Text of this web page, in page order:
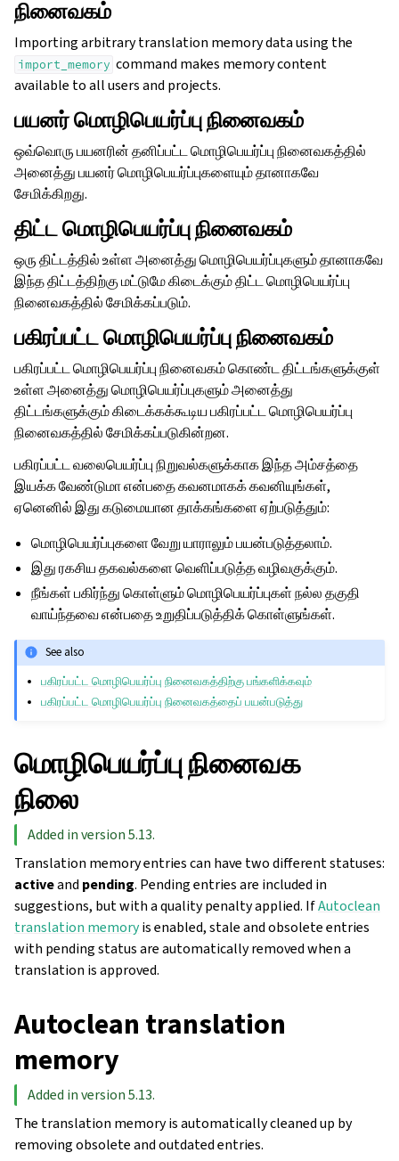
navigation of உள்ளமைவு வழிமுறைகள்
நினைவகம்
Importing arbitrary translation memory data using the
import_memory command makes memory content
available to all users and projects.
பயனர் மொழிபெயர்ப்பு நினைவகம்
ஒவ்வொரு பயனரின் தனிப்பட்ட மொழிபெயர்ப்பு நினைவகத்தில்
அனைத்து பயனர் மொழிபெயர்ப்புகளையும் தானாகவே
சேமிக்கிறது.
திட்ட மொழிபெயர்ப்பு நினைவகம்
ஒரு திட்டத்தில் உள்ள அனைத்து மொழிபெயர்ப்புகளும் தானாகவே
இந்த திட்டத்திற்கு மட்டுமே கிடைக்கும் திட்ட மொழிபெயர்ப்பு
நினைவகத்தில் சேமிக்கப்படும்.
பகிரப்பட்ட மொழிபெயர்ப்பு நினைவகம்
பகிரப்பட்ட மொழிபெயர்ப்பு நினைவகம் கொண்ட திட்டங்களுக்குள்
உள்ள அனைத்து மொழிபெயர்ப்புகளும் அனைத்து
திட்டங்களுக்கும் கிடைக்கக்கூடிய பகிரப்பட்ட மொழிபெயர்ப்பு
நினைவகத்தில் சேமிக்கப்படுகின்றன.
பகிரப்பட்ட வலைபெயர்ப்பு நிறுவல்களுக்காக இந்த அம்சத்தை
இயக்க வேண்டுமா என்பதை கவனமாகக் கவனியுங்கள்,
ஏனெனில் இது கடுமையான தாக்கங்களை ஏற்படுத்தும்:
மொழிபெயர்ப்புகளை வேறு யாராலும் பயன்படுத்தலாம்.
இது ரகசிய தகவல்களை வெளிப்படுத்த வழிவகுக்கும்.
நீங்கள் பகிர்ந்து கொள்ளும் மொழிபெயர்ப்புகள் நல்ல தகுதி
வாய்ந்தவை என்பதை உறுதிப்படுத்திக் கொள்ளுங்கள்.
See also
பகிரப்பட்ட மொழிபெயர்ப்பு நினைவகத்திற்கு பங்களிக்கவும்
பகிரப்பட்ட மொழிபெயர்ப்பு நினைவகத்தைப் பயன்படுத்து
மொழிபெயர்ப்பு நினைவக
நிலை
Added in version 5.13.
Translation memory entries can have two different statuses:
activeand pending. Pending entries are included in
suggestions, but with a quality penalty applied. IfAutoclean
translation memoryis enabled, stale and obsolete entries
with pending status are automatically removed when a
translation is approved.
Autoclean translation
memory
Added in version 5.13.
The translation memory is automatically cleaned up by
removing obsolete and outdated entries.